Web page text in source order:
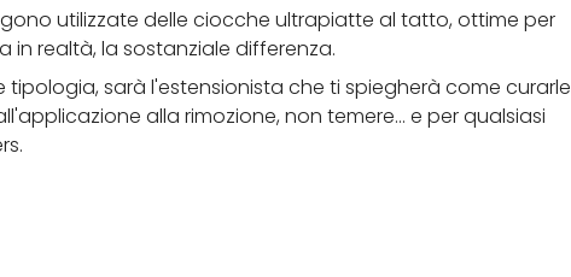
utilizzate delle ciocche ultrapiatte al tatto, ottime per
in realtà, la sostanziale differenza.
sarà l'estensionista che ti spiegherà come curarle
alla rimozione, non temere... e per qualsiasi